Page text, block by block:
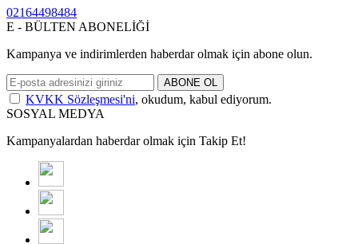
02164498484
E - BÜLTEN ABONELİĞİ
Kampanya ve indirimlerden haberdar olmak için abone olun.
ABONE OL
KVKK Sözleşmesi'ni, okudum, kabul ediyorum.
SOSYAL MEDYA
Kampanyalardan haberdar olmak için Takip Et!